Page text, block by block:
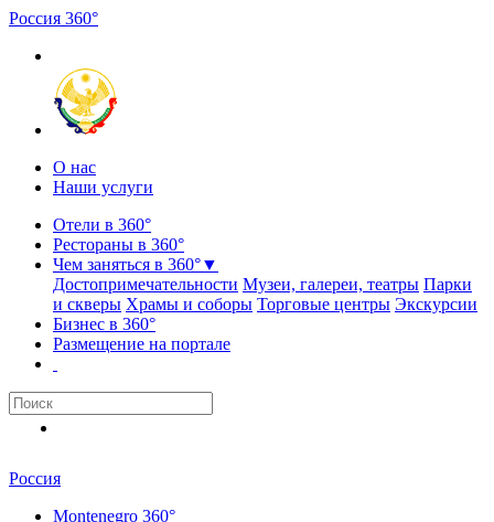
Россия 360°
О нас
Наши услуги
Отели в 360°
Рестораны в 360°
Чем заняться в 360°▼
Достопримечательности Музеи, галереи, театры Парки
и скверы Храмы и соборы Торговые центры Экскурсии
Бизнес в 360°
Размещение на портале
Россия
Montenegro 360°